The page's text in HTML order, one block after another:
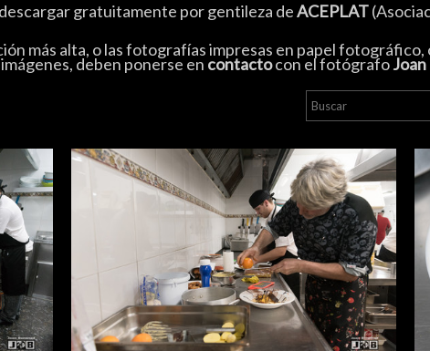
gratuitamente por gentileza deACEPLAT
más alta, o las fotografías impresas en papel
deben ponerse en contactocon el fotógrafo
Desde 0,00 €